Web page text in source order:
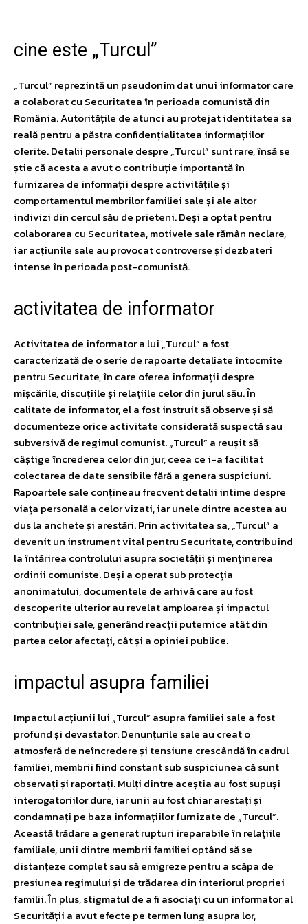
cine este „Turcul”
„Turcul” reprezintă un pseudonim dat unui informator care
a colaborat cu Securitatea în perioada comunistă din
România. Autoritățile de atunci au protejat identitatea sa
reală pentru a păstra confidențialitatea informațiilor
oferite. Detalii personale despre „Turcul” sunt rare, însă se
știe că acesta a avut o contribuție importantă în
furnizarea de informații despre activitățile și
comportamentul membrilor familiei sale și ale altor
indivizi din cercul său de prieteni. Deși a optat pentru
colaborarea cu Securitatea, motivele sale rămân neclare,
iar acțiunile sale au provocat controverse și dezbateri
intense în perioada post-comunistă.
activitatea de informator
Activitatea de informator a lui „Turcul” a fost
caracterizată de o serie de rapoarte detaliate întocmite
pentru Securitate, în care oferea informații despre
mișcările, discuțiile și relațiile celor din jurul său. În
calitate de informator, el a fost instruit să observe și să
documenteze orice activitate considerată suspectă sau
subversivă de regimul comunist. „Turcul” a reușit să
câștige încrederea celor din jur, ceea ce i-a facilitat
colectarea de date sensibile fără a genera suspiciuni.
Rapoartele sale conțineau frecvent detalii intime despre
viața personală a celor vizati, iar unele dintre acestea au
dus la anchete și arestări. Prin activitatea sa, „Turcul” a
devenit un instrument vital pentru Securitate, contribuind
la întărirea controlului asupra societății și menținerea
ordinii comuniste. Deși a operat sub protecția
anonimatului, documentele de arhivă care au fost
descoperite ulterior au revelat amploarea și impactul
contribuției sale, generând reacții puternice atât din
partea celor afectați, cât și a opiniei publice.
impactul asupra familiei
Impactul acțiunii lui „Turcul” asupra familiei sale a fost
profund și devastator. Denunțurile sale au creat o
atmosferă de neîncredere și tensiune crescândă în cadrul
familiei, membrii fiind constant sub suspiciunea că sunt
observați și raportați. Mulți dintre aceștia au fost supuși
interogatoriilor dure, iar unii au fost chiar arestați și
condamnați pe baza informațiilor furnizate de „Turcul”.
Această trădare a generat rupturi ireparabile în relațiile
familiale, unii dintre membrii familiei optând să se
distanțeze complet sau să emigreze pentru a scăpa de
presiunea regimului și de trădarea din interiorul propriei
familii. În plus, stigmatul de a fi asociați cu un informator al
Securității a avut efecte pe termen lung asupra lor,